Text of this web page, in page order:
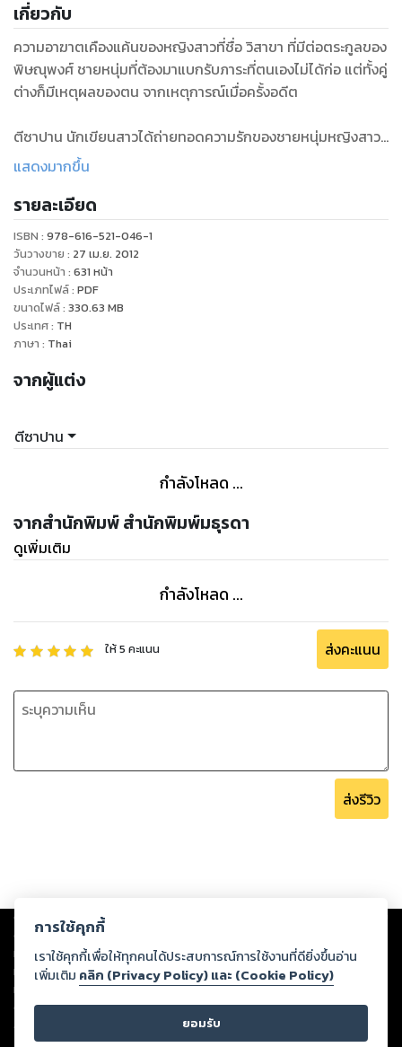
เกี่ยวกับ
ความอาฆาตเคืองแค้นของหญิงสาวที่ชื่อ วิสาขา ที่มีต่อตระกูลของ
พิษณุพงศ์ ชายหนุ่มที่ต้องมาแบกรับภาระที่ตนเองไม่ได้ก่อ แต่ทั้งคู่
ต่างก็มีเหตุผลของตน จากเหตุการณ์เมื่อครั้งอดีต
ตีซาปาน นักเขียนสาวได้ถ่ายทอดความรักของชายหนุ่มหญิงสาว
ที่ทั้งๆครั้งหนึ่งของวันวาน มันบ่มเพาะขึ้นมาจากความเครียดแค้น
พิษณุพงศ์ จะต้องเจออุปสรรคความรัก ในครั้งนี้เช่นไร...??
วิสาขา จะยอมลดทิฐิของตนกับเหตุการณ์ในวันวาน จนตะละปัด
กลายมาเป็นความรักได้ เพราะเหตุใด...??
วันวานกามเทพ ของ ตีซาปาน มีคำตอบค่ะ...!!
แสดงมากขึ้น
รายละเอียด
ISBN : 978-616-521-046-1
วันวางขาย : 27 เม.ย. 2012
จำนวนหน้า : 631 หน้า
ประเภทไฟล์: PDF
ขนาดไฟล์: 330.63 MB
ประเทศ: TH
ภาษา : Thai
จากผู้แต่ง
ตีซาปาน
กำลังโหลด ...
จากสำนักพิมพ์ สำนักพิมพ์มธุรดา
ดูเพิ่มเติม
กำลังโหลด ...
ให้5 คะแนน ส่งคะแนน
ส่งรีวิว
Copyright © 2026
ต่อผลงานหรือเนื้อหาใดที่อัปโหลดผ่านเว็บไซต์และปรากฏว่าละเมิดสิทธิใน
ทรัพย์สินทางปัญญาของบุคคลอื่นหรือขัดต่อกฎหมายและศีลธรรม ดังนั้น ผู้อ่าน
ทุกท่านโปรดใช้วิจารณญาณในการกลั่นกรองด้วยตนเอง และหากท่านพบว่าส่วน
หนึ่งส่วนใดขัดต่อกฎหมายและศีลธรรม กรุณาแจ้งมายังบริษัท เพื่อทีมงานจะได้
ดำเนินการในทันที ทั้งนี้ ทางสตอรี่ล็อกขอสงวนลิขสิทธิ์ตามพระราชบัญญัติ
ลิขสิทธิ์ พ.ศ. 2537 (ฉบับล่าสุด)
การใช้คุกกี้
เราใช้คุกกี้เพื่อให้ทุกคนได้ประสบการณ์การใช้งานที่ดียิ่งขึ้นอ่าน
เพิ่มเติม คลิก (Privacy Policy) และ (Cookie Policy)
ยอมรับ